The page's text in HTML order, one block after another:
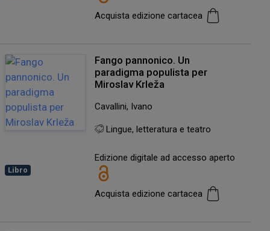
Acquista edizione cartacea
Libro
Fango pannonico. Un
paradigma populista per
Miroslav Krleža
Cavallini, Ivano
Lingue, letteratura e teatro
Edizione digitale ad accesso aperto
Acquista edizione cartacea